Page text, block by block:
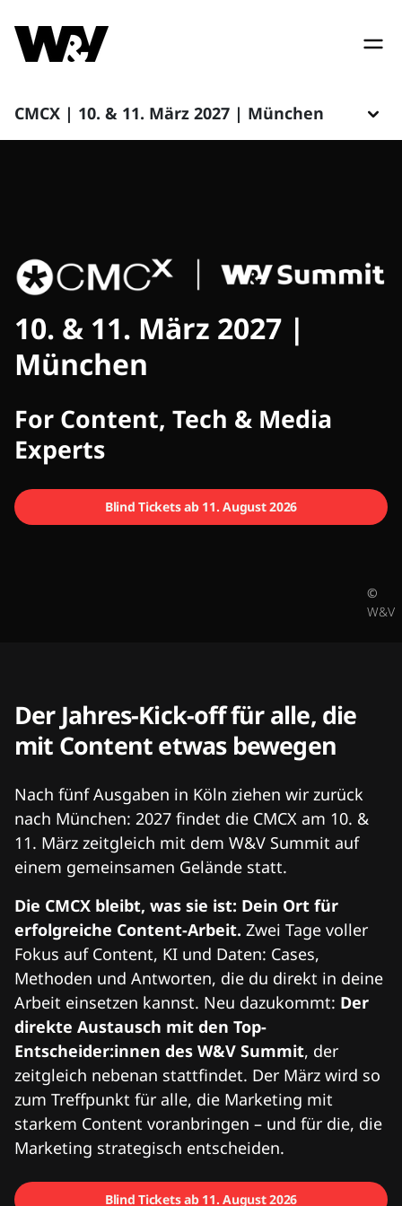
CMCX | 10. & 11. März 2027 | München
CMCX
10. & 11. März 2027 |
München
For Content, Tech & Media
Experts
Blind Tickets ab 11. August 2026
©
W&V
Der Jahres-Kick-off für alle, die
mit Content etwas bewegen
Nach fünf Ausgaben in Köln ziehen wir zurück
nach München: 2027 findet die CMCX am 10. &
11. März zeitgleich mit dem W&V Summit auf
einem gemeinsamen Gelände statt.
Die CMCX bleibt, was sie ist: Dein Ort für
erfolgreiche Content-Arbeit. Zwei Tage voller
Fokus auf Content, KI und Daten: Cases,
Methoden und Antworten, die du direkt in deine
Arbeit einsetzen kannst. Neu dazukommt: Der
direkte Austausch mit den Top-
Entscheider:innen des W&V Summit, der
zeitgleich nebenan stattfindet. Der März wird so
zum Treffpunkt für alle, die Marketing mit
starkem Content voranbringen – und für die, die
Marketing strategisch entscheiden.
Blind Tickets ab 11. August 2026